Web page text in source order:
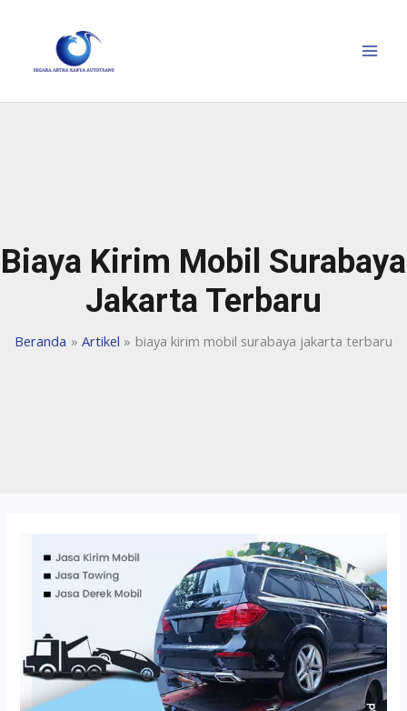
Biaya Kirim Mobil Surabaya
Jakarta Terbaru
Beranda Artikel biaya kirim mobil surabaya jakarta terbaru